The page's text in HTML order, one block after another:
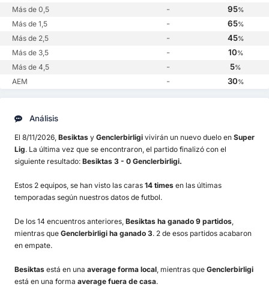
Más de 0,5 - 95%
Más de 1,5 - 65%
Más de 2,5 - 45%
Más de 3,5 - 10%
Más de 4,5 - 5%
AEM - 30%
Análisis
El 8/11/2026, Besiktas y Genclerbirligi vivirán un nuevo duelo en Super
Lig. La última vez que se encontraron, el partido finalizó con el
siguiente resultado: Besiktas 3 - 0 Genclerbirligi.
Estos 2 equipos, se han visto las caras 14 times en las últimas
temporadas según nuestros datos de futbol.
De los 14 encuentros anteriores, Besiktas ha ganado 9 partidos
mientras que Genclerbirligi ha ganado 3. 2 de esos partidos acabaron
en empate.
Besiktas está en una average forma local , mientras que Genclerbirligi
está en una forma average fuera de casa.